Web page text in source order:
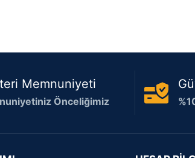
Memnuniyeti
Önceliğimiz